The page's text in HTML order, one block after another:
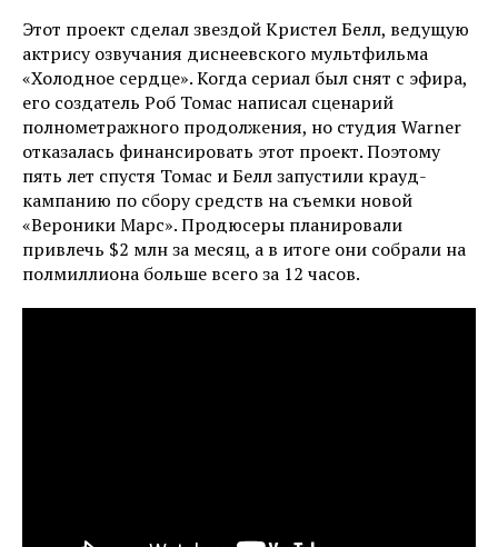
Этот проект сделал звездой Кристел Белл, ведущую
актрису озвучания диснеевского мультфильма
«Холодное сердце». Когда сериал был снят с эфира,
его создатель Роб Томас написал сценарий
полнометражного продолжения, но студия Warner
отказалась финансировать этот проект. Поэтому
пять лет спустя Томас и Белл запустили крауд-
кампанию по сбору средств на съемки новой
«Вероники Марс». Продюсеры планировали
привлечь $2 млн за месяц, а в итоге они собрали на
полмиллиона больше всего за 12 часов.